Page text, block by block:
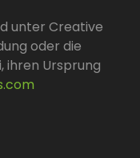
unter Creative
oder die
ihren Ursprung